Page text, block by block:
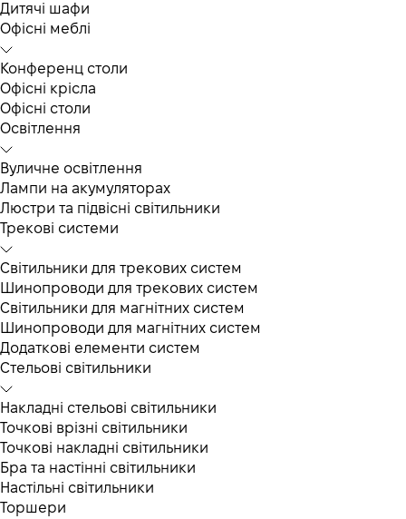
Дитячі шафи
Офісні меблі
Конференц столи
Офісні крісла
Офісні столи
Освітлення
Вуличне освітлення
Лампи на акумуляторах
Люстри та підвісні світильники
Трекові системи
Світильники для трекових систем
Шинопроводи для трекових систем
Світильники для магнітних систем
Шинопроводи для магнітних систем
Додаткові елементи систем
Cтельові світильники
Накладні стельові світильники
Точкові врізні світильники
Точкові накладні світильники
Бра та настінні світильники
Настільні світильники
Торшери